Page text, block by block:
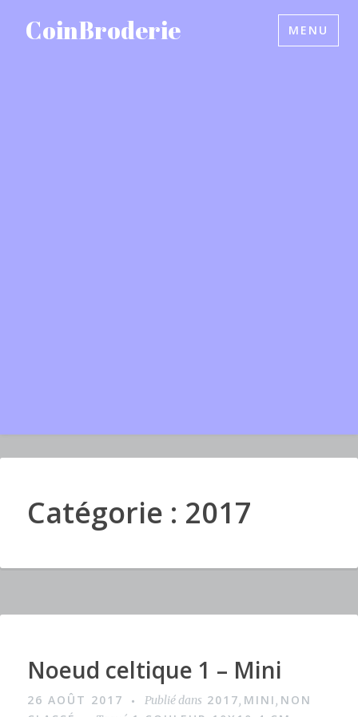
CoinBroderie MENU
Catégorie : 2017
I
Noeud celtique 1 – Mini
26 AOÛT 2017 Publié dans 2017, MINI, NON